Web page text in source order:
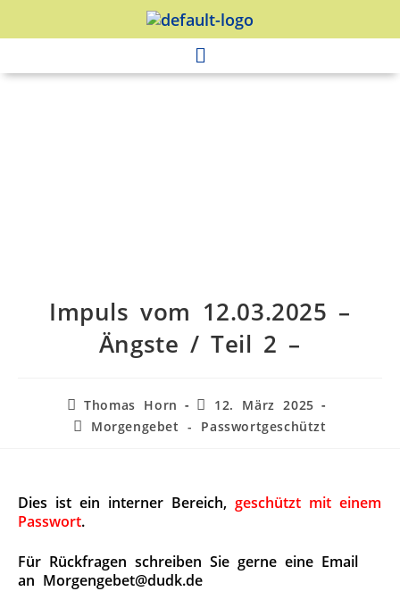
Impuls vom 12.03.2025 –
Ängste / Teil 2 –
Thomas Horn
12. März 2025
Morgengebet - Passwortgeschützt
Dies ist ein interner Bereich, geschützt mit einem
Passwort.
Für Rückfragen schreiben Sie gerne eine Email
an Morgengebet@dudk.de